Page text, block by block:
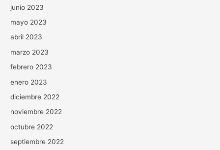
junio 2023
mayo 2023
abril 2023
marzo 2023
febrero 2023
enero 2023
diciembre 2022
noviembre 2022
octubre 2022
septiembre 2022